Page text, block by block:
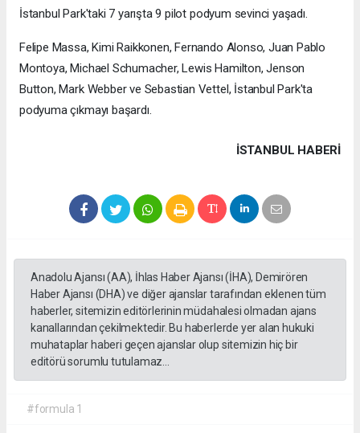
İstanbul Park'taki 7 yarışta 9 pilot podyum sevinci yaşadı.
Felipe Massa, Kimi Raikkonen, Fernando Alonso, Juan Pablo
Montoya, Michael Schumacher, Lewis Hamilton, Jenson
Button, Mark Webber ve Sebastian Vettel, İstanbul Park'ta
podyuma çıkmayı başardı.
İSTANBUL HABERİ
Anadolu Ajansı (AA), İhlas Haber Ajansı (İHA), Demirören
Haber Ajansı (DHA) ve diğer ajanslar tarafından eklenen tüm
haberler, sitemizin editörlerinin müdahalesi olmadan ajans
kanallarından çekilmektedir. Bu haberlerde yer alan hukuki
muhataplar haberi geçen ajanslar olup sitemizin hiç bir
editörü sorumlu tutulamaz...
#formula 1